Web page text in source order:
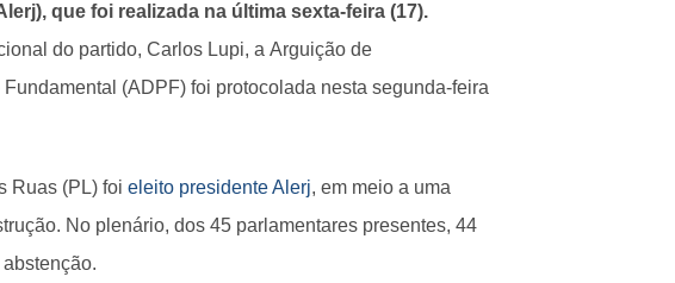
que foi realizada na última sexta-feira (17).
do partido, Carlos Lupi, a Arguição de
(ADPF) foi protocolada nesta segunda-feira
Ruas (PL) foi eleito presidente Alerj, em meio a uma
No plenário, dos 45 parlamentares presentes, 44